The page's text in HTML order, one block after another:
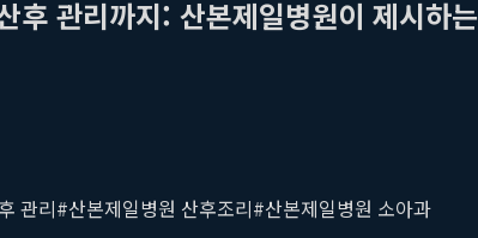
후 관리까지: 산본제일병원이 제시하
관리#산본제일병원 산후조리#산본제일병원 소아과